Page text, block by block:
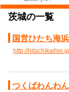
茨城の一覧
国営ひたち海
http://
つくばわんわ